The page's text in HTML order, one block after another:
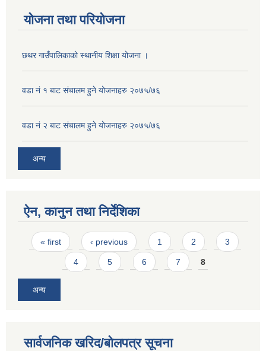
योजना तथा परियोजना
छथर गाउँपालिकाको स्थानीय शिक्षा योजना ।
वडा नं १ बाट संचालम हुने योजनाहरु २०७५/७६
वडा नं २ बाट संचालम हुने योजनाहरु २०७५/७६
अन्य
ऐन, कानुन तथा निर्देशिका
Pages
« first ‹ previous 1 2 3
4 5 6 7 8
अन्य
सार्वजनिक खरिद/बोलपत्र सूचना